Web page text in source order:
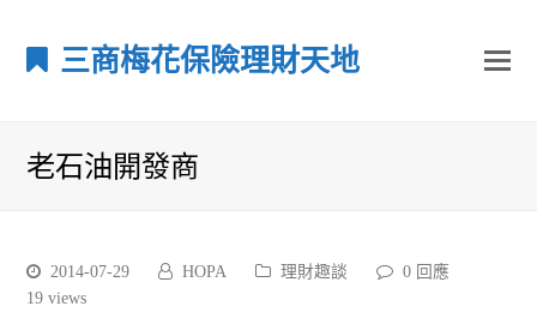
三商梅花保險理財天地
老石油開發商
2014-07-29 HOPA 理財趣談
0 回應
19 views